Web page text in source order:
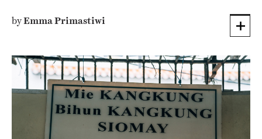
byEmma Primastiwi